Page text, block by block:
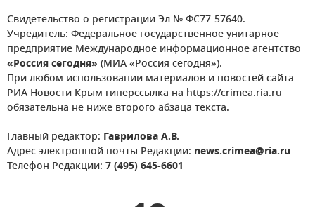
Свидетельство о регистрации Эл № ФС77-57640.
Учредитель: Федеральное государственное унитарное
предприятие Международное информационное агентство
«Россия сегодня» (МИА «Россия сегодня»).
При любом использовании материалов и новостей сайта
РИА Новости Крым гиперссылка на https://crimea.ria.ru
обязательна не ниже второго абзаца текста.
Главный редактор: Гаврилова А.В.
Адрес электронной почты Редакции: news.crimea@ria.ru
Телефон Редакции: 7 (495) 645-6601